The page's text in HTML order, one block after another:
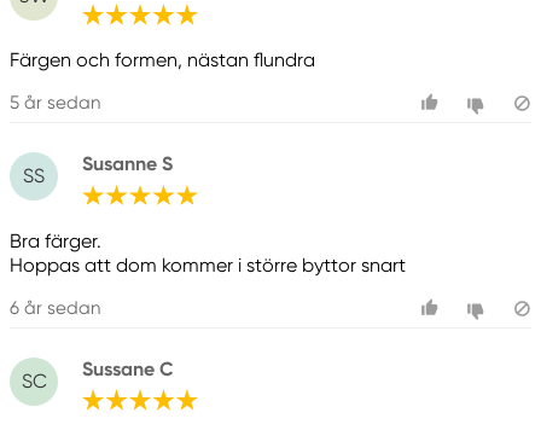
Färgen och formen, nästan flundra
5 år sedan
SS
Susanne S
Bra färger.
Hoppas att dom kommer i större byttor snart
6 år sedan
SC
Sussane C